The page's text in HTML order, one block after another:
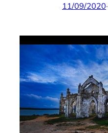
11/09/2020·